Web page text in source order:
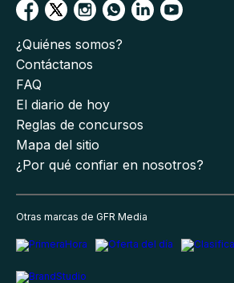
¿Quiénes somos?
Contáctanos
FAQ
El diario de hoy
Reglas de concursos
Mapa del sitio
¿Por qué confiar en nosotros?
Otras marcas de GFR Media